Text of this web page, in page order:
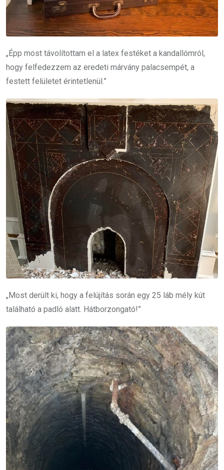
„Épp most távolítottam el a latex festéket a kandallómról,
hogy felfedezzem az eredeti márvány palacsempét, a
festett felületet érintetlenül.”
„Most derült ki, hogy a felújítás során egy 25 láb mély kút
található a padló alatt. Hátborzongató!”